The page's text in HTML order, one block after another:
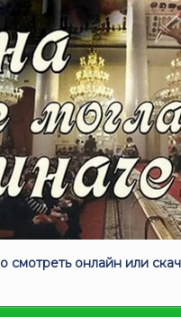
смотреть онлайн или